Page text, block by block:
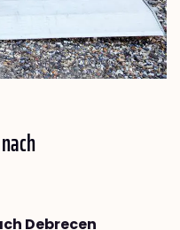
Debrecen